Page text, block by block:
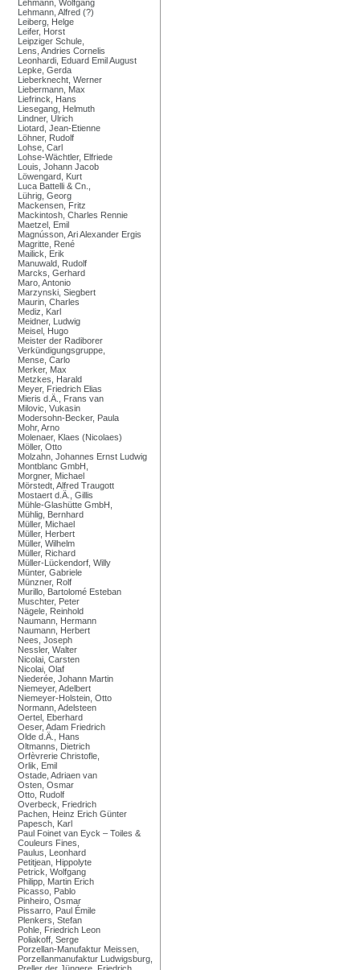
Lehmann, Wolfgang
Lehmann, Alfred (?)
Leiberg, Helge
Leifer, Horst
Leipziger Schule,
Lens, Andries Cornelis
Leonhardi, Eduard Emil August
Lepke, Gerda
Lieberknecht, Werner
Liebermann, Max
Liefrinck, Hans
Liesegang, Helmuth
Lindner, Ulrich
Liotard, Jean-Etienne
Löhner, Rudolf
Lohse, Carl
Lohse-Wächtler, Elfriede
Louis, Johann Jacob
Löwengard, Kurt
Luca Battelli & Cn.,
Lührig, Georg
Mackensen, Fritz
Mackintosh, Charles Rennie
Maetzel, Emil
Magnússon, Ari Alexander Ergis
Magritte, René
Mailick, Erik
Manuwald, Rudolf
Marcks, Gerhard
Maro, Antonio
Marzynski, Siegbert
Maurin, Charles
Mediz, Karl
Meidner, Ludwig
Meisel, Hugo
Meister der Radiborer
Verkündigungsgruppe,
Mense, Carlo
Merker, Max
Metzkes, Harald
Meyer, Friedrich Elias
Mieris d.Ä., Frans van
Milovic, Vukasin
Modersohn-Becker, Paula
Mohr, Arno
Molenaer, Klaes (Nicolaes)
Möller, Otto
Molzahn, Johannes Ernst Ludwig
Montblanc GmbH,
Morgner, Michael
Mörstedt, Alfred Traugott
Mostaert d.Ä., Gillis
Mühle-Glashütte GmbH,
Mühlig, Bernhard
Müller, Michael
Müller, Herbert
Müller, Wilhelm
Müller, Richard
Müller-Lückendorf, Willy
Münter, Gabriele
Münzner, Rolf
Murillo, Bartolomé Esteban
Muschter, Peter
Nägele, Reinhold
Naumann, Hermann
Naumann, Herbert
Nees, Joseph
Nessler, Walter
Nicolai, Carsten
Nicolai, Olaf
Niederée, Johann Martin
Niemeyer, Adelbert
Niemeyer-Holstein, Otto
Normann, Adelsteen
Oertel, Eberhard
Oeser, Adam Friedrich
Olde d.Ä., Hans
Oltmanns, Dietrich
Orfèvrerie Christofle,
Orlik, Emil
Ostade, Adriaen van
Osten, Osmar
Otto, Rudolf
Overbeck, Friedrich
Pachen, Heinz Erich Günter
Papesch, Karl
Paul Foinet van Eyck – Toiles &
Couleurs Fines,
Paulus, Leonhard
Petitjean, Hippolyte
Petrick, Wolfgang
Philipp, Martin Erich
Picasso, Pablo
Pinheiro, Osmar
Pissarro, Paul Émile
Plenkers, Stefan
Pohle, Friedrich Leon
Poliakoff, Serge
Porzellan-Manufaktur Meissen,
Porzellanmanufaktur Ludwigsburg,